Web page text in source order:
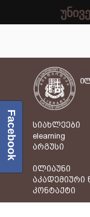
სიახლეები
elearning
არგუსი
ილიაუნი
აკადემიური
კონტაქტი
Facebook